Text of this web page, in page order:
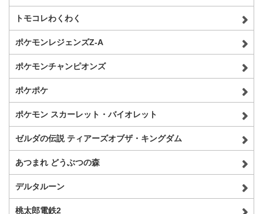
トモコレわくわく
ポケモンレジェンズZ-A
ポケモンチャンピオンズ
ポケポケ
ポケモン スカーレット・バイオレット
ゼルダの伝説 ティアーズオブザ・キングダム
あつまれ どうぶつの森
デルタルーン
桃太郎電鉄2